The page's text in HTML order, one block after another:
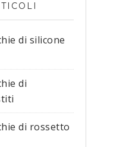
di silicone
di
di rossetto